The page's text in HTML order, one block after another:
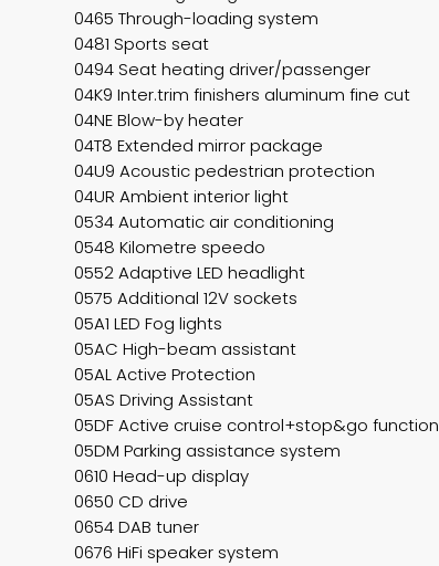
0465 Through-loading system
0481 Sports seat
0494 Seat heating driver/passenger
04K9 Inter.trim finishers aluminum fine cut
04NE Blow-by heater
04T8 Extended mirror package
04U9 Acoustic pedestrian protection
04UR Ambient interior light
0534 Automatic air conditioning
0548 Kilometre speedo
0552 Adaptive LED headlight
0575 Additional 12V sockets
05A1 LED Fog lights
05AC High-beam assistant
05AL Active Protection
05AS Driving Assistant
05DF Active cruise control+stop&go function
05DM Parking assistance system
0610 Head-up display
0650 CD drive
0654 DAB tuner
0676 HiFi speaker system